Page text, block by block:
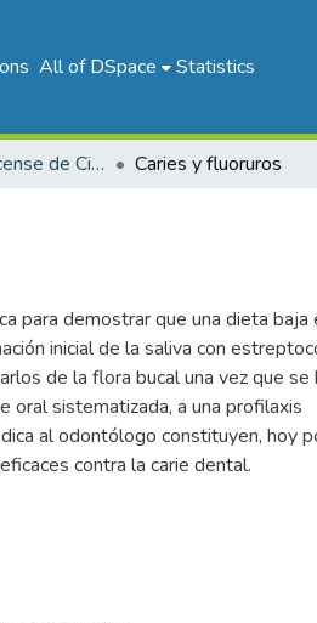
All of DSpace Statistics
Revista costarricense de Ciencias Médicas Caries y fluoruros
para demostrar que una dieta baja
inicial de la saliva con
de la flora bucal una vez que se
oral sistematizada, a una profilaxis
al odontólogo constituyen, hoy
contra la carie dental.